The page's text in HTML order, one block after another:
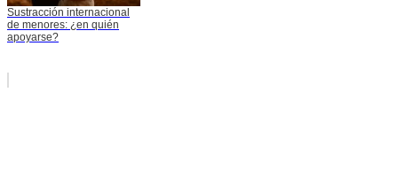
Sustracción internacional
de menores: ¿en quién
apoyarse?